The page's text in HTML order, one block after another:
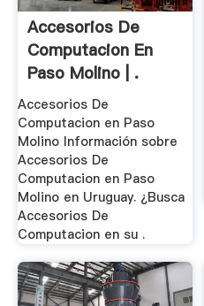
Accesorios De
Computacion En
Paso Molino | .
Accesorios De
Computacion en Paso
Molino Información sobre
Accesorios De
Computacion en Paso
Molino en Uruguay. ¿Busca
Accesorios De
Computacion en su .